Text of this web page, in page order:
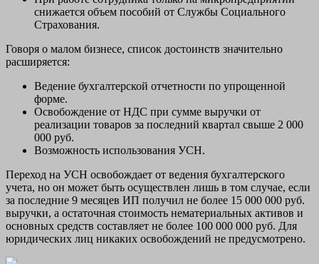
снижается объем пособий от Службы Социального
Страхования.
Говоря о малом бизнесе, список достоинств значительно
расширяется:
Ведение бухгалтерской отчетности по упрощенной
форме.
Освобождение от НДС при сумме выручки от
реализации товаров за последний квартал свыше 2 000
000 руб.
Возможность использования УСН.
Переход на УСН освобождает от ведения бухгалтерского
учета, но он может быть осуществлен лишь в том случае, если
за последние 9 месяцев ИП получил не более 15 000 000 руб.
выручки, а остаточная стоимость нематериальных активов и
основных средств составляет не более 100 000 000 руб. Для
юридических лиц никаких освобождений не предусмотрено.